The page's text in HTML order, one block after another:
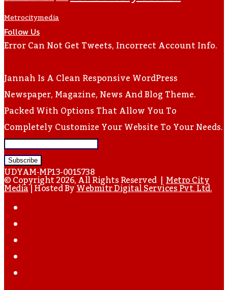
Metrocitymedia
Follow Us
Error Can Not Get Tweets, Incorrect Account Info.
Jannah Is A Clean Responsive WordPress
Newspaper, Magazine, News And Blog Theme.
Packed With Options That Allow You To
Completely Customize Your Website To Your Needs.
Enter
Your
Email
Address
UDYAM-MP13-0015738
© Copyright 2026, All Rights Reserved |Metro City
Media| Hosted ByWebmitr Digital Services Pvt. Ltd.